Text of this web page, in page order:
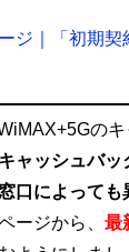
ジ｜「初期契
の
キャッシュバッ
口によっても
ージから、 最